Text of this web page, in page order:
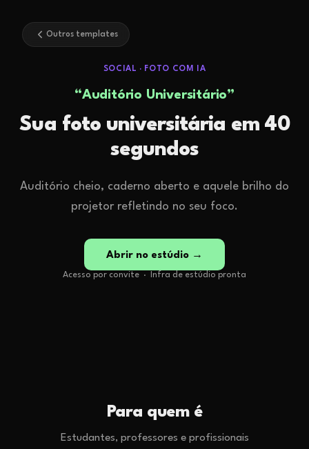
Outros templates
SOCIAL · FOTO COM IA
“Auditório Universitário”
Sua foto universitária em 40
segundos
Auditório cheio, caderno aberto e aquele brilho do
projetor refletindo no seu foco.
Abrir no estúdio →
Acesso por convite · Infra de estúdio pronta
Para quem é
Estudantes, professores e profissionais